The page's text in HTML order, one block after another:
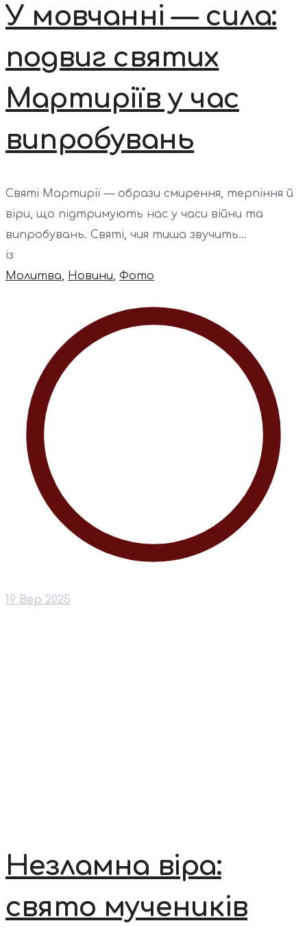
У мовчанні — сила:
подвиг святих
Мартиріїв у час
випробувань
Святі Мартирії — образи смирення, терпіння й
віри, що підтримують нас у часи війни та
випробувань. Святі, чия тиша звучить...
із
Молитва, Новини, Фото
19 Вер 2025
Незламна віра:
свято мучеників